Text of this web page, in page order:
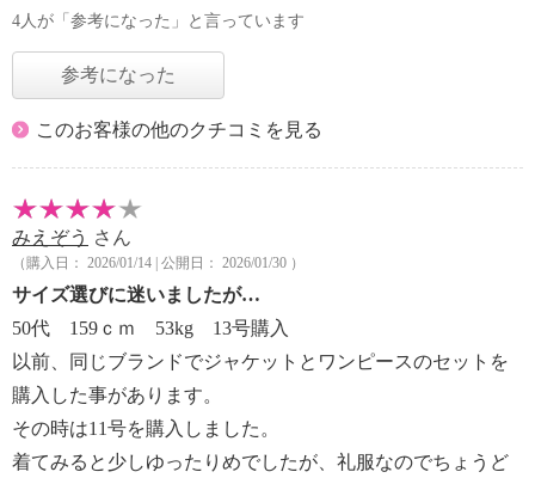
4人が「参考になった」と言っています
参考になった
このお客様の他のクチコミを見る
みえぞう さん
（購入日： 2026/01/14 | 公開日： 2026/01/30 ）
サイズ選びに迷いましたが…
50代 159ｃｍ 53kg 13号購入
以前、同じブランドでジャケットとワンピースのセットを
購入した事があります。
その時は11号を購入しました。
着てみると少しゆったりめでしたが、礼服なのでちょうど